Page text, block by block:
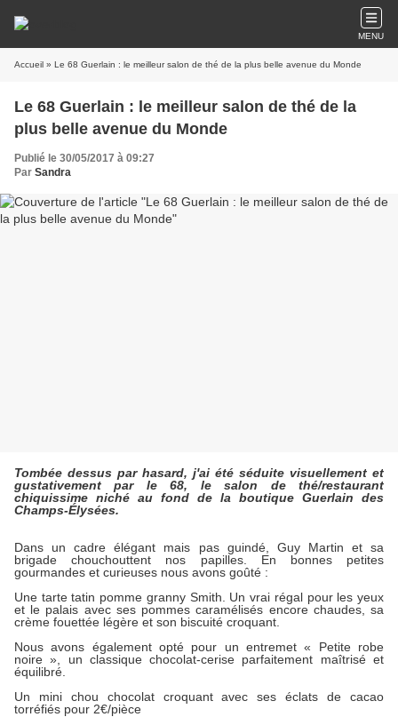
MENU
Accueil » Le 68 Guerlain : le meilleur salon de thé de la plus belle avenue du Monde
Le 68 Guerlain : le meilleur salon de thé de la
plus belle avenue du Monde
Publié le 30/05/2017 à 09:27
Par Sandra
Tombée dessus par hasard, j'ai été séduite visuellement et
gustativement par le 68, le salon de thé/restaurant
chiquissime niché au fond de la boutique Guerlain des
Champs-Élysées.
Dans un cadre élégant mais pas guindé, Guy Martin et sa
brigade chouchouttent nos papilles. En bonnes petites
gourmandes et curieuses nous avons goûté :
Une tarte tatin pomme granny Smith. Un vrai régal pour les yeux
et le palais avec ses pommes caramélisés encore chaudes, sa
crème fouettée légère et son biscuité croquant.
Nous avons également opté pour un entremet « Petite robe
noire », un classique chocolat-cerise parfaitement maîtrisé et
équilibré.
Un mini chou chocolat croquant avec ses éclats de cacao
torréfiés pour 2€/pièce